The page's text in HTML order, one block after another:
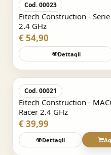
Cod. 00023
Eitech Construction -
2.4 GHz
€ 54,90
Dettagli
Cod. 00021
Eitech Construction -
Racer 2.4 GHz
€ 39,99
Dettagli